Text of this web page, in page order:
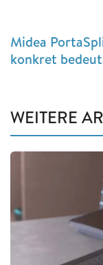
Midea
konkret
WEITERE